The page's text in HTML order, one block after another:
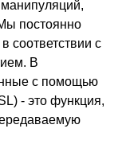
постоянно
соответствии с
В
с помощью
- это функция,